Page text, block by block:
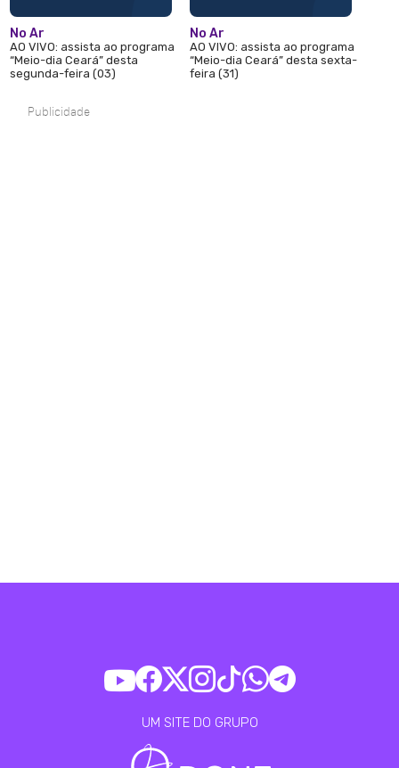
No Ar
AO VIVO: assista ao programa
“Meio-dia Ceará” desta
segunda-feira (03)
No Ar
AO VIVO: assista ao programa
“Meio-dia Ceará” desta sexta-
feira (31)
Publicidade
UM SITE DO GRUPO